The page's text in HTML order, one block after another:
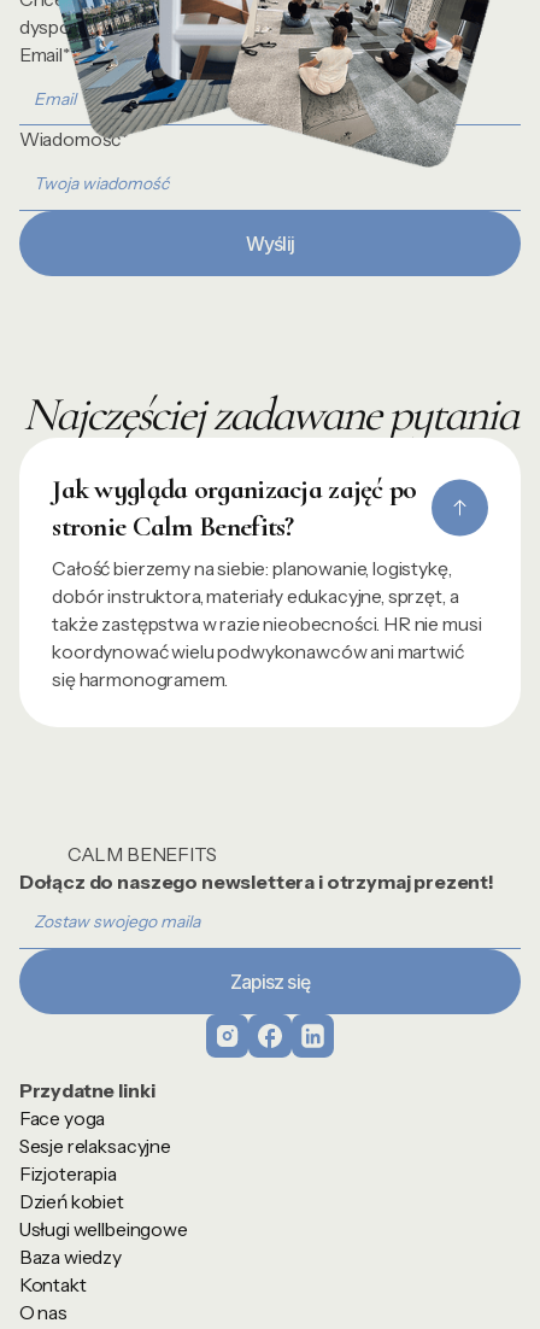
dyspozycji.
Email*
Wiadomość*
Najczęściej zadawane pytania
Jak wygląda organizacja zajęć po
stronie Calm Benefits?
Całość bierzemy na siebie: planowanie, logistykę,
dobór instruktora, materiały edukacyjne, sprzęt, a
także zastępstwa w razie nieobecności. HR nie musi
koordynować wielu podwykonawców ani martwić
się harmonogramem.
CALM BENEFITS
Dołącz do naszego newslettera i otrzymaj prezent!
Przydatne linki
Face yoga
Sesje relaksacyjne
Fizjoterapia
Dzień kobiet
Usługi wellbeingowe
Baza wiedzy
Kontakt
O nas